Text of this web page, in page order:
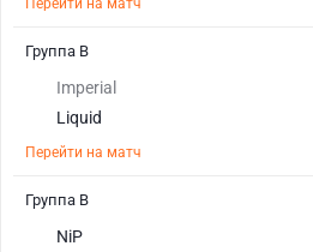
Перейти на матч
Imperial
Liquid
Перейти на матч
Группа B
NiP
Группа B